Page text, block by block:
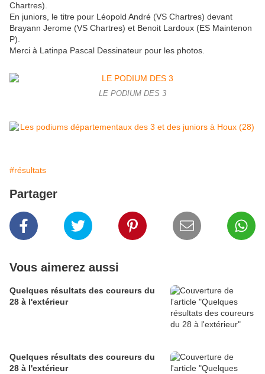
Chartres).
En juniors, le titre pour Léopold André (VS Chartres) devant
Brayann Jerome (VS Chartres) et Benoit Lardoux (ES Maintenon
P).
Merci à Latinpa Pascal Dessinateur pour les photos.
LE PODIUM DES 3
#résultats
Partager
Vous aimerez aussi
Quelques résultats des coureurs du
28 à l'extérieur
Quelques résultats des coureurs du
28 à l'extérieur